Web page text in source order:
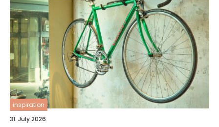
inspiration
31. July 2026